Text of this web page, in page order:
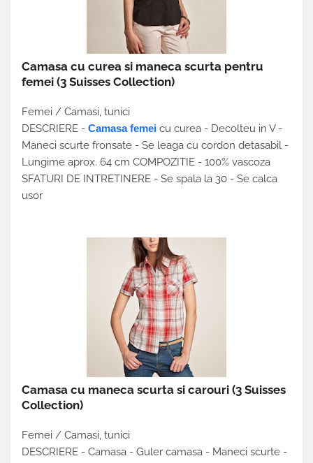
Camasa cu curea si maneca scurta pentru
femei (3 Suisses Collection)
Femei / Camasi, tunici
DESCRIERE - Camasa femei cu curea - Decolteu in V -
Maneci scurte fronsate - Se leaga cu cordon detasabil -
Lungime aprox. 64 cm COMPOZITIE - 100% vascoza
SFATURI DE INTRETINERE - Se spala la 30 - Se calca
usor
Camasa cu maneca scurta si carouri (3 Suisses
Collection)
Femei / Camasi, tunici
DESCRIERE - Camasa - Guler camasa - Maneci scurte -